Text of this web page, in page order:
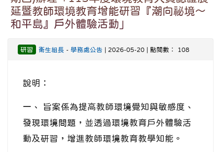
延暨教師環境教育增能研習『潮向祕境～
和平島』戶外體驗活動」
研習 衛生組長 - 學務處公告 | 2026-05-20 | 點閱數： 108
說明：
一、 旨案係為提高教師環境覺知與敏感度、
發現環境問題，並透過環境教育戶外體驗活
動及研習，增進教師環境教育教學知能。